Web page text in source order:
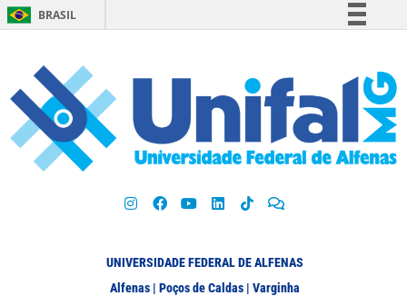
BRASIL
Participe
Acesso à informação
Legislação
UNIVERSIDADE FEDERAL DE ALFENAS
Alfenas | Poços de Caldas | Varginha